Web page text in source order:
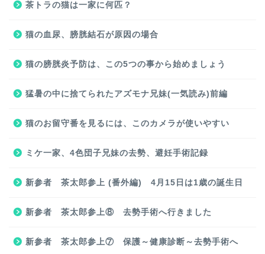
茶トラの猫は一家に何匹？
猫の血尿、膀胱結石が原因の場合
猫の膀胱炎予防は、この5つの事から始めましょう
猛暑の中に捨てられたアズモナ兄妹(一気読み)前編
猫のお留守番を見るには、このカメラが使いやすい
ミケ一家、4色団子兄妹の去勢、避妊手術記録
新参者 茶太郎参上 (番外編) 4月15日は1歳の誕生日
新参者 茶太郎参上⑧ 去勢手術へ行きました
新参者 茶太郎参上⑦ 保護～健康診断～去勢手術へ